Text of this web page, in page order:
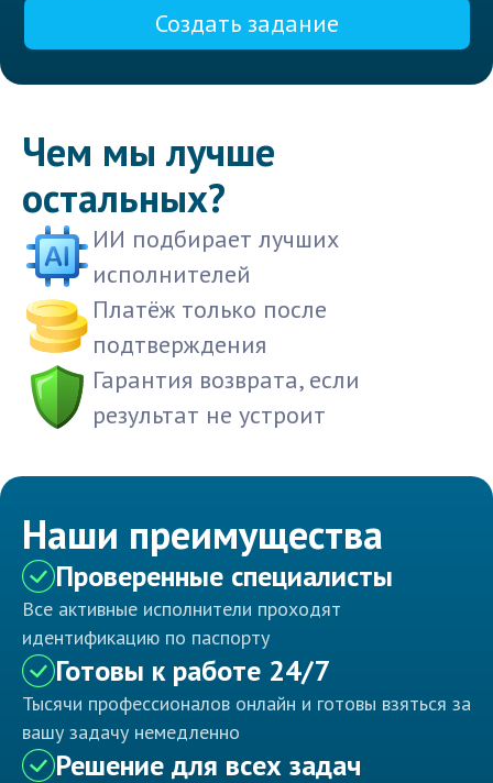
Создать задание
Чем мы лучше
остальных?
ИИ подбирает лучших
исполнителей
Платёж только после
подтверждения
Гарантия возврата, если
результат не устроит
Наши преимущества
Проверенные специалисты
Все активные исполнители проходят
идентификацию по паспорту
Готовы к работе 24/7
Тысячи профессионалов онлайн и готовы взяться за
вашу задачу немедленно
Решение для всех задач